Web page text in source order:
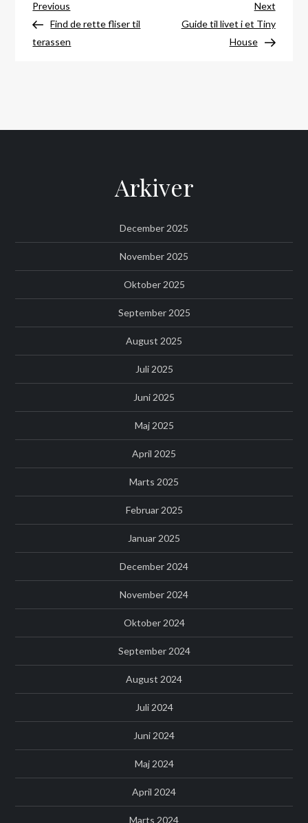
Indlægsnavigation
Previous
Post
Previous
Find de rette fliser til
terassen
Next
Post
Next
Guide til livet i et Tiny
House
Arkiver
December 2025
November 2025
Oktober 2025
September 2025
August 2025
Juli 2025
Juni 2025
Maj 2025
April 2025
Marts 2025
Februar 2025
Januar 2025
December 2024
November 2024
Oktober 2024
September 2024
August 2024
Juli 2024
Juni 2024
Maj 2024
April 2024
Marts 2024